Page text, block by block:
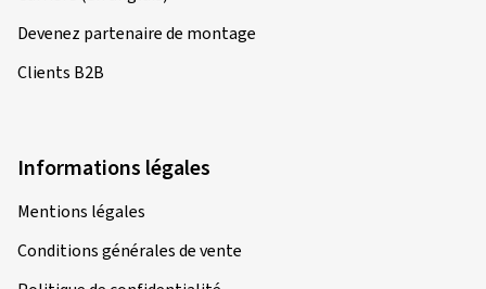
Devenez partenaire de montage
Clients B2B
Informations légales
Mentions légales
Conditions générales de vente